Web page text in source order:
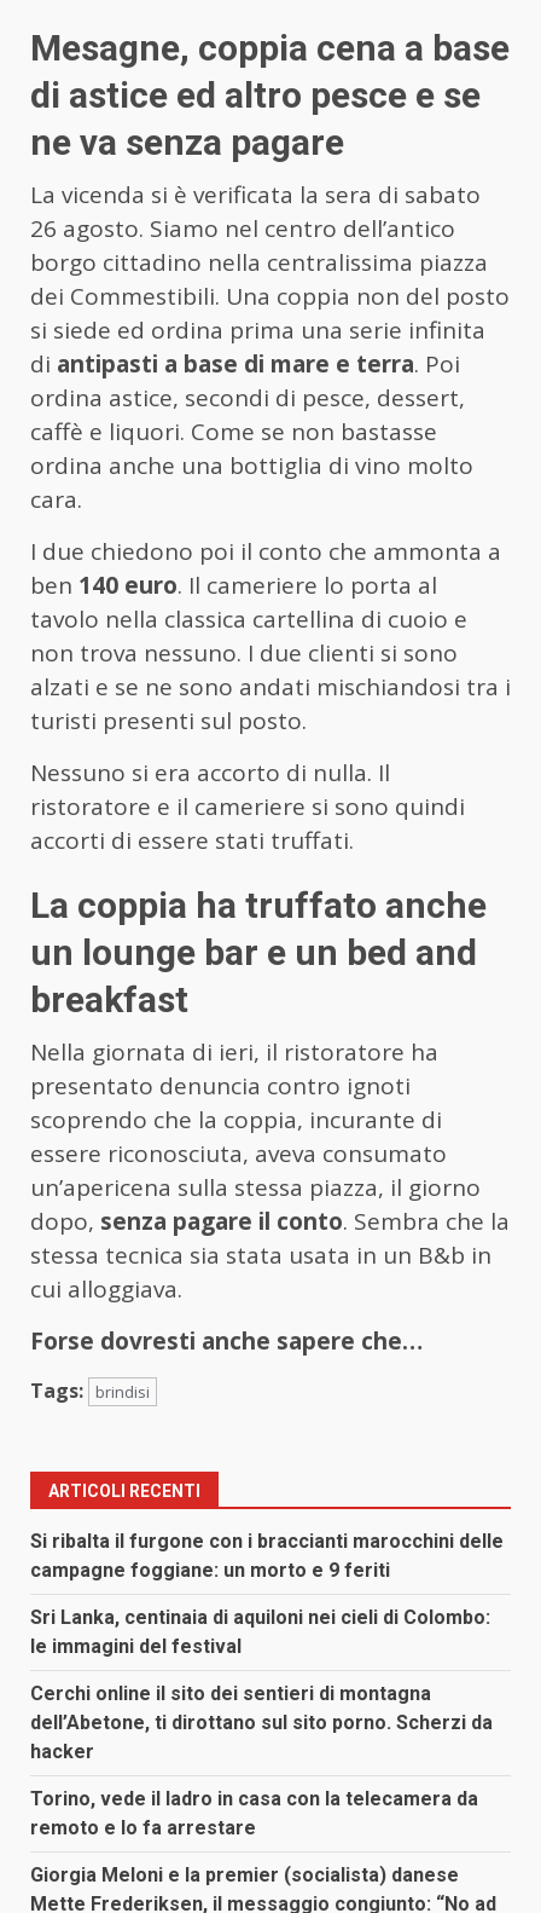
Mesagne, coppia cena a base
di astice ed altro pesce e se
ne va senza pagare
La vicenda si è verificata la sera di sabato
26 agosto. Siamo nel centro dell’antico
borgo cittadino nella centralissima piazza
dei Commestibili. Una coppia non del posto
si siede ed ordina prima una serie infinita
di antipasti a base di mare e terra. Poi
ordina astice, secondi di pesce, dessert,
caffè e liquori. Come se non bastasse
ordina anche una bottiglia di vino molto
cara.
I due chiedono poi il conto che ammonta a
ben 140 euro. Il cameriere lo porta al
tavolo nella classica cartellina di cuoio e
non trova nessuno. I due clienti si sono
alzati e se ne sono andati mischiandosi tra i
turisti presenti sul posto.
Nessuno si era accorto di nulla. Il
ristoratore e il cameriere si sono quindi
accorti di essere stati truffati.
La coppia ha truffato anche
un lounge bar e un bed and
breakfast
Nella giornata di ieri, il ristoratore ha
presentato denuncia contro ignoti
scoprendo che la coppia, incurante di
essere riconosciuta, aveva consumato
un’apericena sulla stessa piazza, il giorno
dopo, senza pagare il conto. Sembra che la
stessa tecnica sia stata usata in un B&b in
cui alloggiava.
Forse dovresti anche sapere che…
Tags: brindisi
ARTICOLI RECENTI
Si ribalta il furgone con i braccianti marocchini delle
campagne foggiane: un morto e 9 feriti
Sri Lanka, centinaia di aquiloni nei cieli di Colombo:
le immagini del festival
Cerchi online il sito dei sentieri di montagna
dell’Abetone, ti dirottano sul sito porno. Scherzi da
hacker
Torino, vede il ladro in casa con la telecamera da
remoto e lo fa arrestare
Giorgia Meloni e la premier (socialista) danese
Mette Frederiksen, il messaggio congiunto: “No ad